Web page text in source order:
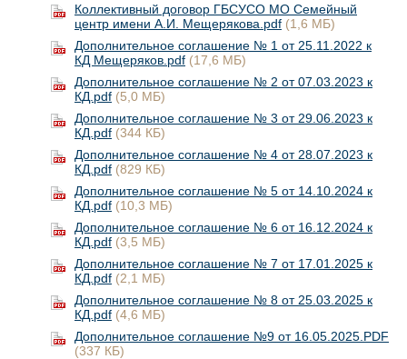
Коллективный договор ГБСУСО МО Семейный
центр имени А.И. Мещерякова.pdf (1,6 МБ)
Дополнительное соглашение № 1 от 25.11.2022 к
КД Мещеряков.pdf (17,6 МБ)
Дополнительное соглашение № 2 от 07.03.2023 к
КД.pdf (5,0 МБ)
Дополнительное соглашение № 3 от 29.06.2023 к
КД.pdf (344 КБ)
Дополнительное соглашение № 4 от 28.07.2023 к
КД.pdf (829 КБ)
Дополнительное соглашение № 5 от 14.10.2024 к
КД.pdf (10,3 МБ)
Дополнительное соглашение № 6 от 16.12.2024 к
КД.pdf (3,5 МБ)
Дополнительное соглашение № 7 от 17.01.2025 к
КД.pdf (2,1 МБ)
Дополнительное соглашение № 8 от 25.03.2025 к
КД.pdf (4,6 МБ)
Дополнительное соглашение №9 от 16.05.2025.PDF
(337 КБ)